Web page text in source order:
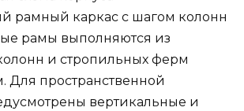
рамный каркас с шагом колонн
рамы выполняются из
и стропильных ферм
Для пространственной
вертикальные и